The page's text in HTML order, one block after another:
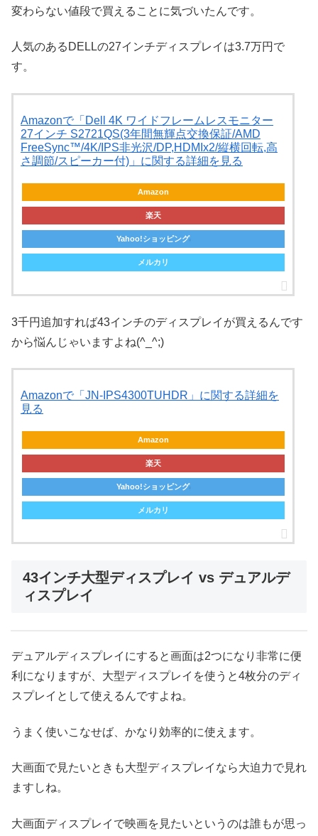
変わらない値段で買えることに気づいたんです。
人気のあるDELLの27インチディスプレイは3.7万円で
す。
Amazonで「Dell 4K ワイドフレームレスモニター
27インチ S2721QS(3年間無輝点交換保証/AMD
FreeSync™/4K/IPS非光沢/DP,HDMIx2/縦横回転,高
さ調節/スピーカー付)」に関する詳細を見る
Amazon
楽天
Yahoo!ショッピング
メルカリ
3千円追加すれば43インチのディスプレイが買えるんです
から悩んじゃいますよね(^_^;)
Amazonで「JN-IPS4300TUHDR」に関する詳細を
見る
Amazon
楽天
Yahoo!ショッピング
メルカリ
43インチ大型ディスプレイ vs デュアルデ
ィスプレイ
デュアルディスプレイにすると画面は2つになり非常に便
利になりますが、大型ディスプレイを使うと4枚分のディ
スプレイとして使えるんですよね。
うまく使いこなせば、かなり効率的に使えます。
大画面で見たいときも大型ディスプレイなら大迫力で見れ
ますしね。
大画面ディスプレイで映画を見たいというのは誰もが思っ